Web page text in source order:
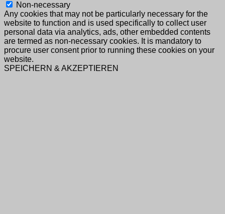
Non-necessary
Any cookies that may not be particularly necessary for the
website to function and is used specifically to collect user
personal data via analytics, ads, other embedded contents
are termed as non-necessary cookies. It is mandatory to
procure user consent prior to running these cookies on your
website.
SPEICHERN & AKZEPTIEREN